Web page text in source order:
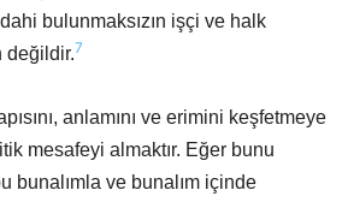
bulunmaksızın işçi ve halk
değildir.7
anlamını ve erimini keşfetmeye
mesafeyi almaktır. Eğer bunu
bunalımla ve bunalım içinde